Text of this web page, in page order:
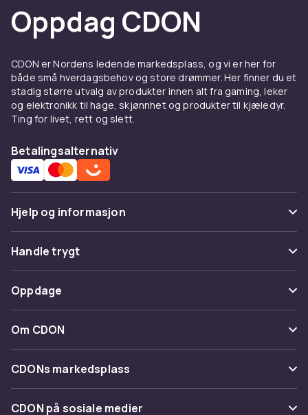
Oppdag CDON
CDON er Nordens ledende markedsplass, og vi er her for
både små hverdagsbehov og store drømmer. Her finner du et
stadig større utvalg av produkter innen alt fra gaming, leker
og elektronikk til hage, skjønnhet og produkter til kjæledyr.
Ting for livet, rett og slett.
Betalingsalternativ
Hjelp og informasjon
Vanlige spørsmål
Spor pakke
Angre & returner her
Kontakt oss
Handle trygt
Betaling
Levering
Tilbakekallinger
Oppdage
Kategorier
Varemerker
Om CDON
Om oss
Kundeanmeldelser
CDONs markedsplass
Merchant Help Center
CDON på sosiale medier